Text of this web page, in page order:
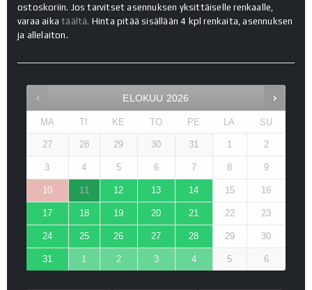
ostoskoriin. Jos tarvitset asennuksen yksittäiselle renkaalle,
varaa aikatäältä. Hinta pitää sisällään 4 kpl renkaita, asennuksen
ja allelaiton.
ELOKUU 2026
MA TI KE TO PE LA SU
27 28 29 30 31 1 2
3 4 5 6 7 8 9
10 11 12 13 14 15 16
17 18 19 20 21 22 23
24 25 26 27 28 29 30
31 1 2 3 4 5 6